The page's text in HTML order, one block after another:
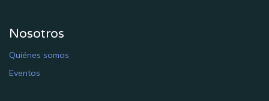
Nosotros
Quiénes somos
E​​​​ventos